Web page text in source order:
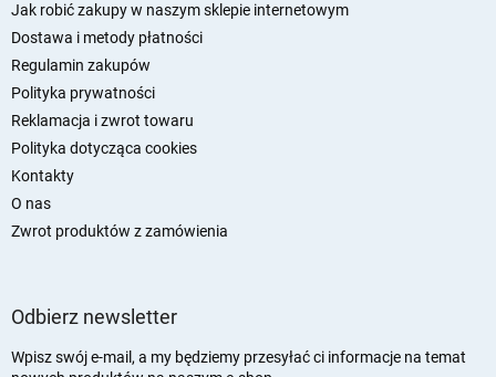
Jak robić zakupy w naszym sklepie internetowym
Dostawa i metody płatności
Regulamin zakupów
Polityka prywatności
Reklamacja i zwrot towaru
Polityka dotycząca cookies
Kontakty
O nas
Zwrot produktów z zamówienia
Odbierz newsletter
Wpisz swój e-mail, a my będziemy przesyłać ci informacje na temat